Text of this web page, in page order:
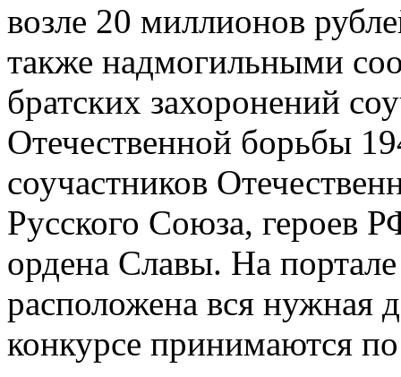
возле 20 миллионов
также надмогильными
братских захоронений
Отечественной борьбы
соучастников
Русского Союза, героев
ордена Славы. На портале
расположена вся нужная
конкурсе принимаются